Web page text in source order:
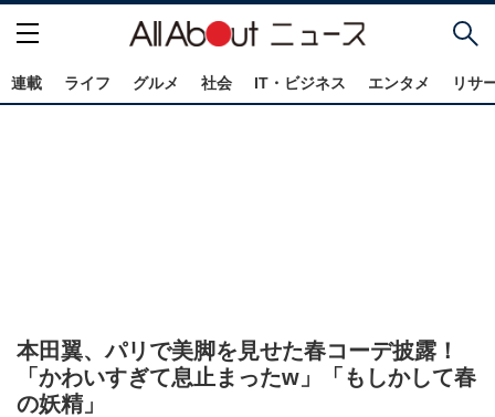
連載 ライフ グルメ 社会 IT・ビジネス エンタメ リサ
本田翼、パリで美脚を見せた春コーデ披露！
「かわいすぎて息止まったw」「もしかして春
の妖精」